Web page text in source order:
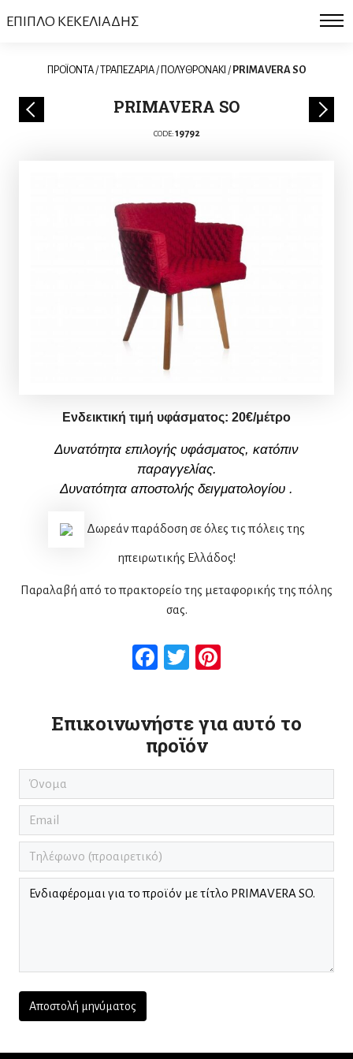
ΕΠΙΠΛΟ ΚΕΚΕΛΙΑΔΗΣ
ΠΡΟΪΟΝΤΑ/ΤΡΑΠΕΖΑΡΙΑ/ ΠΟΛΥΘΡΟΝΑKI / PRIMAVERA SO
PRIMAVERA SO
CODE: 19792
Ενδεικτική τιμή υφάσματος: 20€/μέτρο
Δυνατότητα επιλογής υφάσματος, κατόπιν
παραγγελίας.
Δυνατότητα αποστολής δειγματολογίου .
Δωρεάν παράδοση σε όλες τις πόλεις της
ηπειρωτικής Ελλάδος!
Παραλαβή από το πρακτορείο της μεταφορικής της πόλης
σας.
Facebook
Twitter
Επικοινωνήστε για αυτό το
προϊόν